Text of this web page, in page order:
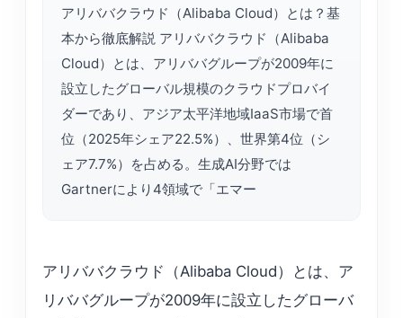
アリババクラウド（Alibaba Cloud）とは？基
本から徹底解説 アリババクラウド（Alibaba
Cloud）とは、アリババグループが2009年に
設立したグローバル規模のクラウドプロバイ
ダーであり、アジア太平洋地域IaaS市場で首
位（2025年シェア22.5%）、世界第4位（シ
ェア7.7%）を占める。生成AI分野では
Gartnerにより4領域で「エマー
アリババクラウド（Alibaba Cloud）とは、ア
リババグループが2009年に設立したグローバ